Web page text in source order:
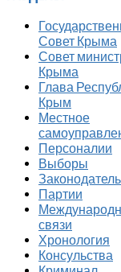
Совет Крыма
Совет
Крыма
Глава
Крым
Местное
Персоналии
Выборы
Партии
связи
Хронология
Консульства